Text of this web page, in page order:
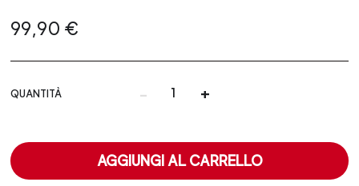
99,90 €
QUANTITÀ - +
AGGIUNGI AL CARRELLO